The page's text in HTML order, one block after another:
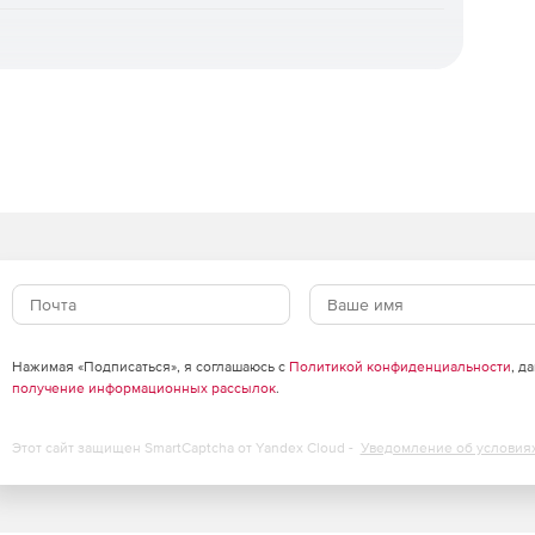
✓
✓ ✓
Нажимая «Подписаться», я соглашаюсь с Политикой конфиденциальности,
получение информационных рассылок.
Этот сайт защищен SmartCaptcha от Yandex Cloud - Уведомление об